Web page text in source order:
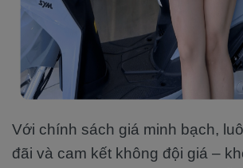
Với chính sách giá minh bạch,
đãi và cam kết không đội giá –